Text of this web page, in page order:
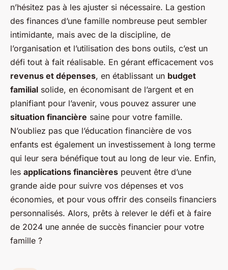
n’hésitez pas à les ajuster si nécessaire. La gestion
des finances d’une famille nombreuse peut sembler
intimidante, mais avec de la discipline, de
l’organisation et l’utilisation des bons outils, c’est un
défi tout à fait réalisable. En gérant efficacement vos
revenus et dépenses, en établissant un budget
familial solide, en économisant de l’argent et en
planifiant pour l’avenir, vous pouvez assurer une
situation financière saine pour votre famille.
N’oubliez pas que l’éducation financière de vos
enfants est également un investissement à long terme
qui leur sera bénéfique tout au long de leur vie. Enfin,
les applications financières peuvent être d’une
grande aide pour suivre vos dépenses et vos
économies, et pour vous offrir des conseils financiers
personnalisés. Alors, prêts à relever le défi et à faire
de 2024 une année de succès financier pour votre
famille ?